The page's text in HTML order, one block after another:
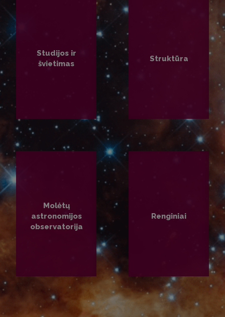
Studijos ir
švietimas
Struktūra
Molėtų
astronomijos
observatorija
Renginiai